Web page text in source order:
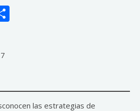
las estrategias de